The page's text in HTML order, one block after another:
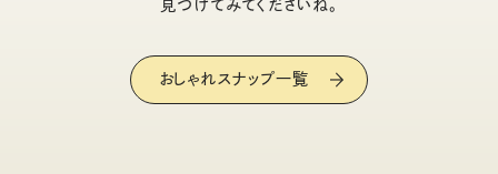
見つけてみてくださいね。
おしゃれスナップ一覧